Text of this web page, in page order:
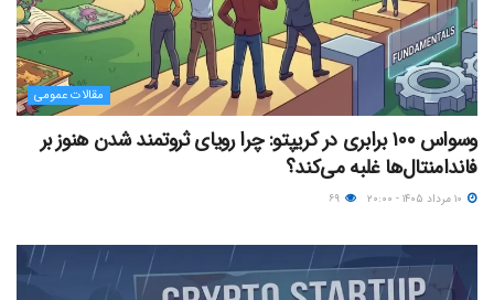
مقالات عمومی
وسواس ۱۰۰ برابری در کریپتو: چرا رویای ثروتمند شدن هنوز بر
فاندامنتال‌ها غلبه می‌کند؟